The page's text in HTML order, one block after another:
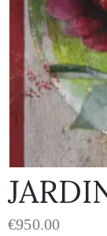
€950.00